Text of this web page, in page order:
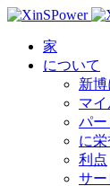
家
について
新
マ
パー
に
利点
サー